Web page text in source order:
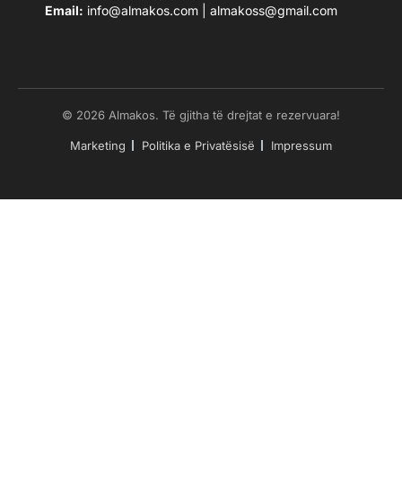
Email: info@almakos.com almakoss@gmail.com
© 2026 Almakos. Të gjitha të drejtat e rezervuara!
Marketing Politika e Privatësisë Impressum